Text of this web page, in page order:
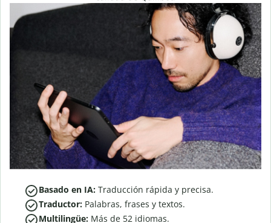
Basado en IA: Traducción rápida y precisa.
Traductor: Palabras, frases y textos.
Multilingüe: Más de 52 idiomas.